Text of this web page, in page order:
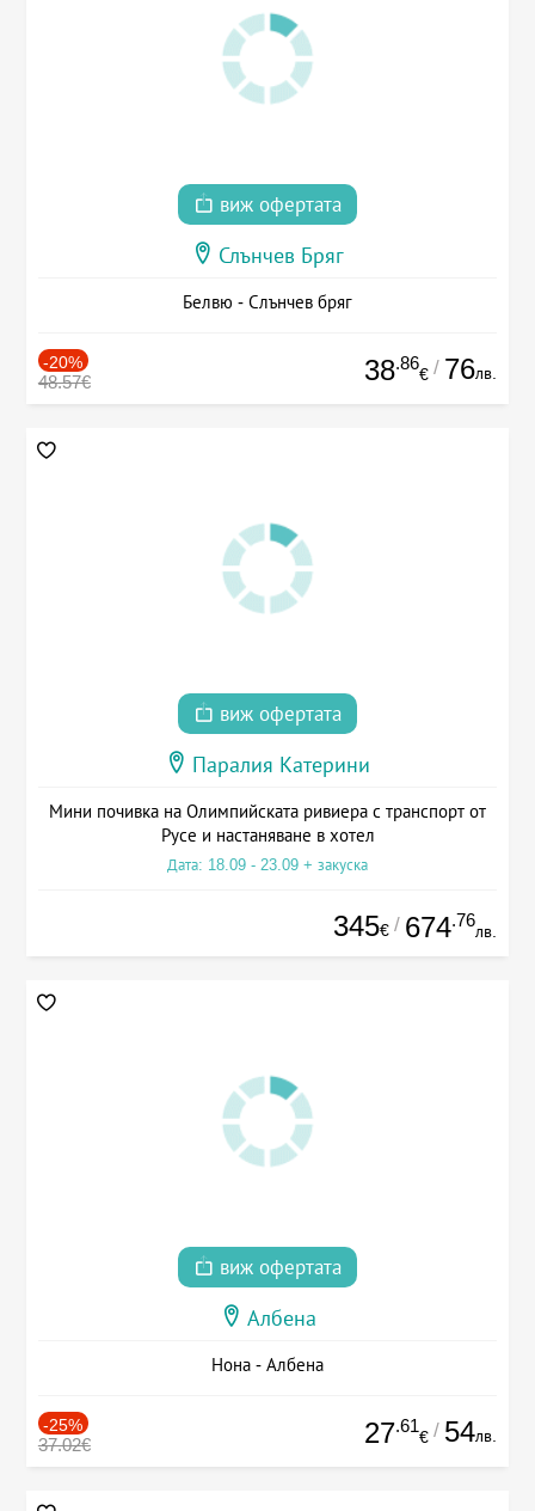
виж офертата
Слънчев Бряг
Белвю - Слънчев бряг
-20%
48.57€ 38.86
€ / 76лв.
виж офертата
Паралия Катерини
Мини почивка на Олимпийската ривиера с транспорт от
Русе и настаняване в хотел
Дата: 18.09 - 23.09 + закуска
345€ / 674.76
лв.
виж офертата
Албена
Нона - Албена
-25%
37.02€ 27.61
€ / 54лв.